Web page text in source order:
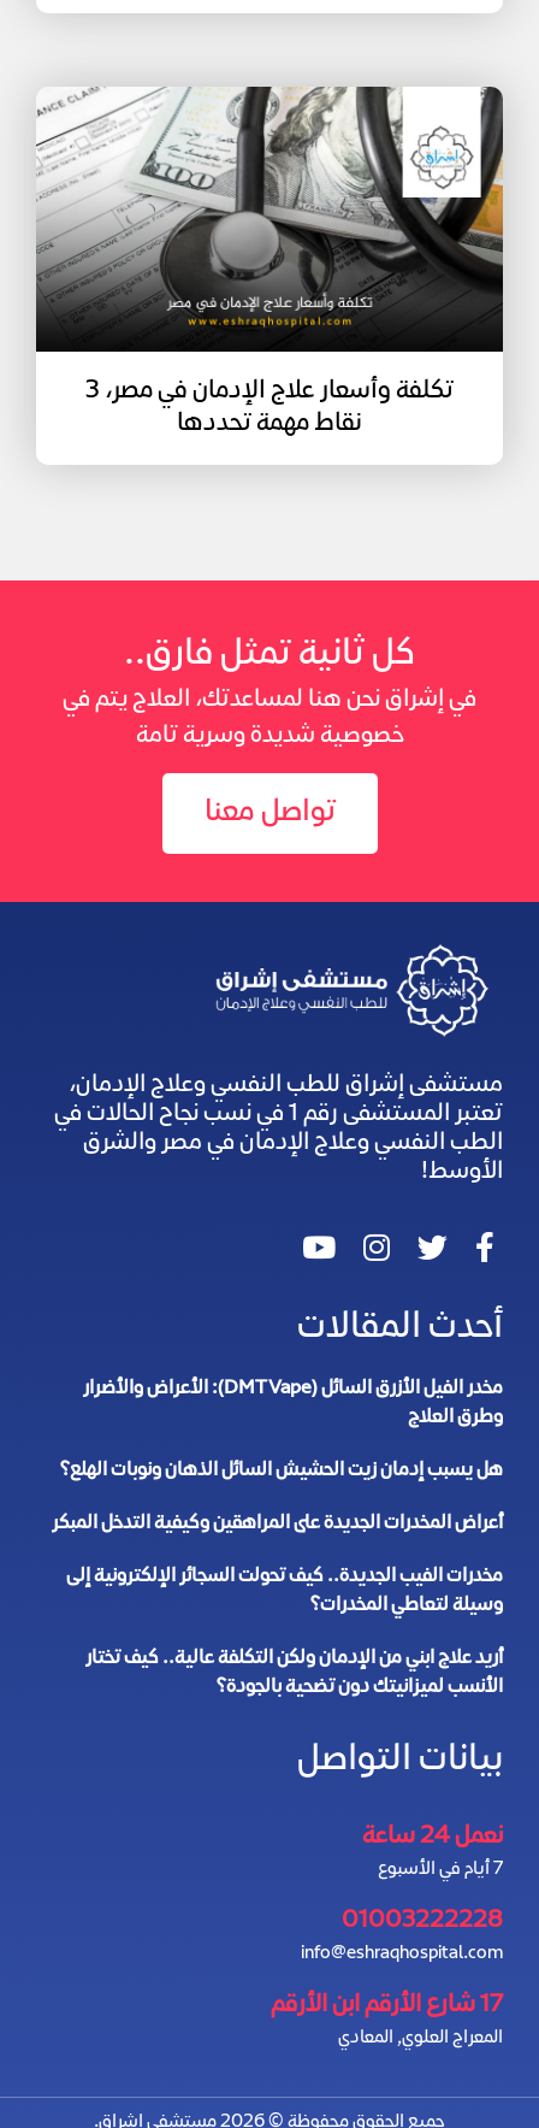
تكلفة وأسعار علاج الإدمان في مصر، 3
نقاط مهمة تحددها
كل ثانية تمثل فارق..
في إشراق نحن هنا لمساعدتك، العلاج يتم في
خصوصية شديدة وسرية تامة
تواصل معنا
مستشفى إشراق للطب النفسي وعلاج الإدمان،
تعتبر المستشفى رقم 1 في نسب نجاح الحالات في
الطب النفسي وعلاج الإدمان في مصر والشرق
الأوسط!
أحدث المقالات
مخدر الفيل الأزرق السائل (DMT Vape): الأعراض والأضرار
وطرق العلاج
هل يسبب إدمان زيت الحشيش السائل الذهان ونوبات الهلع؟
أعراض المخدرات الجديدة على المراهقين وكيفية التدخل المبكر
مخدرات الفيب الجديدة.. كيف تحولت السجائر الإلكترونية إلى
وسيلة لتعاطي المخدرات؟
أريد علاج ابني من الإدمان ولكن التكلفة عالية.. كيف تختار
الأنسب لميزانيتك دون تضحية بالجودة؟
بيانات التواصل
نعمل 24 ساعة
7 أيام في الأسبوع
01003222228
info@eshraqhospital.com
17 شارع الأرقم ابن الأرقم
المعراج العلوي, المعادي
جميع الحقوق محفوظة © 2026 مستشفى إشراق.